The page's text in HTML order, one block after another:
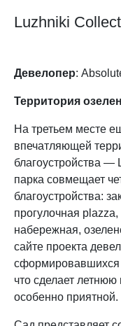
Luzhniki
Девелопер:
Территория
На третьем месте
впечатляющей
благоустройства —
парка совмещает
благоустройства:
прогулочная
набережная,
сайте проекта
сформировавшихся
что сделает
особенно приятной.